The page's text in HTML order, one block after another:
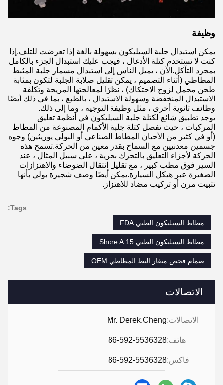
الاتصالات
الاتصالات:Mr. Derek.Cheng
هاتف:86-592-5536328
فاكس:86-592-5536328
وظيفة
يمكن استبدال جلبة السيليكون بسهولة بالغة إذا تعرضت للتلف.إذا
كنت لا تستخدم كتلة الأدغال ، فيجب عليك استبدال الجزء بالكامل
بمجرد التآكل.الآن ، يميل الناس إلى استبدال مسمار جلبة المثبط
المطاطي (أثناء التصميم ، يمكن تقليل صلابة الجلبة لتكون بمثابة
طحن محمل لزوج الاحتكاك) ، نظرًا لمعالجتها المريحة وتكلفة
الاستبدال المنخفضة وسهولة الاستبدال ، بالطبع ، بما في ذلك أيضًا
وظائف ثانوية أخرى ، مثل وظيفة التوجيه ، وما إلى ذلك.
يوجد تطبيق شائع لكتلة جلبة السيليكون في أنظمة تعليق
المركبات ، حيث تفصل كتلة جلبة الأكمام المصنوعة من المطاط
(أو في كثير من الأحيان المطاط الصناعي أو البولي يوريثين) وجوه
جسمين معدنيين مع السماح بقدر معين من الحركة.تسمح هذه
الحركة لأجزاء التعليق بالتحرك بحرية ، على سبيل المثال ، عند
السير فوق مطب كبير ، مع تقليل انتقال الضوضاء والاهتزازات
الصغيرة عبر هيكل السيارة.يمكن أيضًا وصف شجيرة بولي بأنها
تثبيت مرن أو تركيب مضاد للاهتزاز.
Tags:
مطاط السيليكون الطبي FDA
مطاط السيليكون الطبي 15 Shore A
صمام فحص منقار البط المطاطي OEM